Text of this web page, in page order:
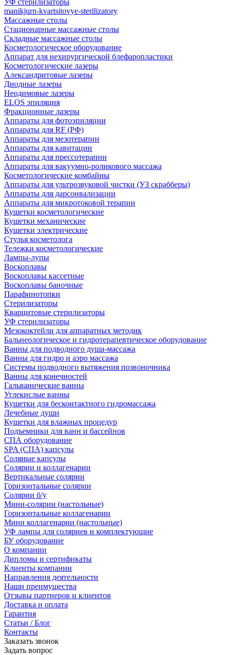
УФ стерилизаторы
manikjurn-kvartsitovye-sterilizatory
Массажные столы
Стационарные массажные столы
Складные массажные столы
Косметологическое оборудование
Аппарат для нехирургической блефаропластики
Косметологические лазеры
Александритовые лазеры
Диодные лазеры
Неодимовые лазеры
ELOS эпиляция
Фракционные лазеры
Аппараты для фотоэпиляции
Аппараты для RF (РФ)
Аппараты для мезотерапии
Аппараты для кавитации
Аппараты для прессотерапии
Аппараты для вакуумно-роликового массажа
Косметологические комбайны
Аппараты для ультрозвуковой чистки (УЗ скрабберы)
Аппараты для дарсонвализации
Аппараты для микротоковой терапии
Кушетки косметологические
Кушетки механические
Кушетки электрические
Стулья косметолога
Тележки косметологические
Лампы-лупы
Воскоплавы
Воскоплавы кассетные
Воскоплавы баночные
Парафинотопки
Стерилизаторы
Кварцитовые стерилизаторы
УФ стерилизаторы
Мезококтейли для аппаратных методик
Бальнеологическое и гидротерапевтическое оборудование
Ванны для подводного душа-массажа
Ванны для гидро и аэро массажа
Системы подводного вытяжения позвоночника
Ванны для конечностей
Гальванические ванны
Углекислые ванны
Кушетки для бесконтактного гидромассажа
Лечебные души
Кушетки для влажных процедур
Подъемники для ванн и бассейнов
СПА оборудование
SPA (СПА) капсулы
Соляные капсулы
Солярии и коллагенарии
Вертикальные солярии
Горизонтальные солярии
Солярии б/у
Мини-солярии (настольные)
Горизонтальные коллагенарии
Мини коллагенарии (настольные)
УФ лампы для соляриев и комплектующие
БУ оборудование
О компании
Дипломы и сертификаты
Клиенты компании
Направления деятельности
Наши преимущества
Отзывы партнеров и клиентов
Доставка и оплата
Гарантия
Статьи / Блог
Контакты
Заказать звонок
Задать вопрос